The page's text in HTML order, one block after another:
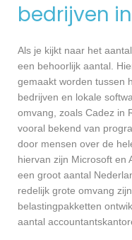
bedrijven
Als je kijkt naar het
een behoorlijk aantal.
gemaakt worden tussen
bedrijven en lokale
omvang, zoals Cadez in
vooral bekend van
door mensen over de
hiervan zijn Microsoft en
een groot aantal
redelijk grote omvang
belastingpakketten
aantal